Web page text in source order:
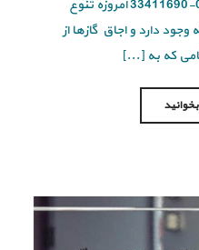
4343729 0912-0684939 026-33411690 امروزه تنوع
دارد و اجاق گازها از
که به [...]